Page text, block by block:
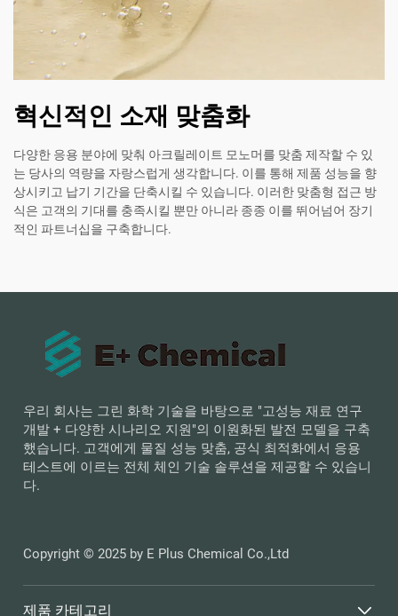
혁신적인 소재 맞춤화
다양한 응용 분야에 맞춰 아크릴레이트 모노머를 맞춤 제작할 수 있
는 당사의 역량을 자랑스럽게 생각합니다. 이를 통해 제품 성능을 향
상시키고 납기 기간을 단축시킬 수 있습니다. 이러한 맞춤형 접근 방
식은 고객의 기대를 충족시킬 뿐만 아니라 종종 이를 뛰어넘어 장기
적인 파트너십을 구축합니다.
우리 회사는 그린 화학 기술을 바탕으로 "고성능 재료 연구
개발 + 다양한 시나리오 지원"의 이원화된 발전 모델을 구축
했습니다. 고객에게 물질 성능 맞춤, 공식 최적화에서 응용
테스트에 이르는 전체 체인 기술 솔루션을 제공할 수 있습니
다.
Copyright © 2025 by E Plus Chemical Co.,Ltd
제품 카테고리